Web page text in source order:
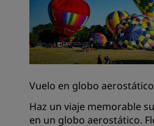
Vuelo en globo aerostático
Haz un viaje memorable
en un globo aerostático.